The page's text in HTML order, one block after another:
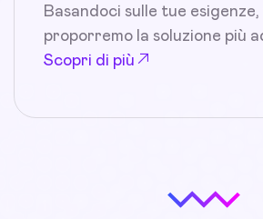
Basandoci sulle tue
proporremo la soluzione più
Scopri di più